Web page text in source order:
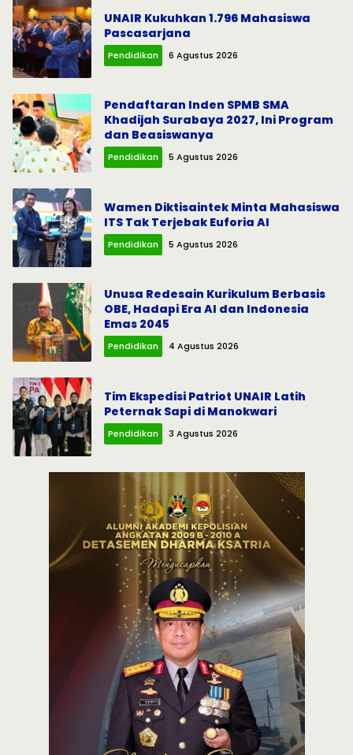
UNAIR Kukuhkan 1.796 Mahasiswa
Pascasarjana
Pendidikan 6 Agustus 2026
Pendaftaran Inden SPMB SMA
Khadijah Surabaya 2027, Ini Program
dan Beasiswanya
Pendidikan 5 Agustus 2026
Wamen Diktisaintek Minta Mahasiswa
ITS Tak Terjebak Euforia AI
Pendidikan 5 Agustus 2026
Unusa Redesain Kurikulum Berbasis
OBE, Hadapi Era AI dan Indonesia
Emas 2045
Pendidikan 4 Agustus 2026
Tim Ekspedisi Patriot UNAIR Latih
Peternak Sapi di Manokwari
Pendidikan 3 Agustus 2026